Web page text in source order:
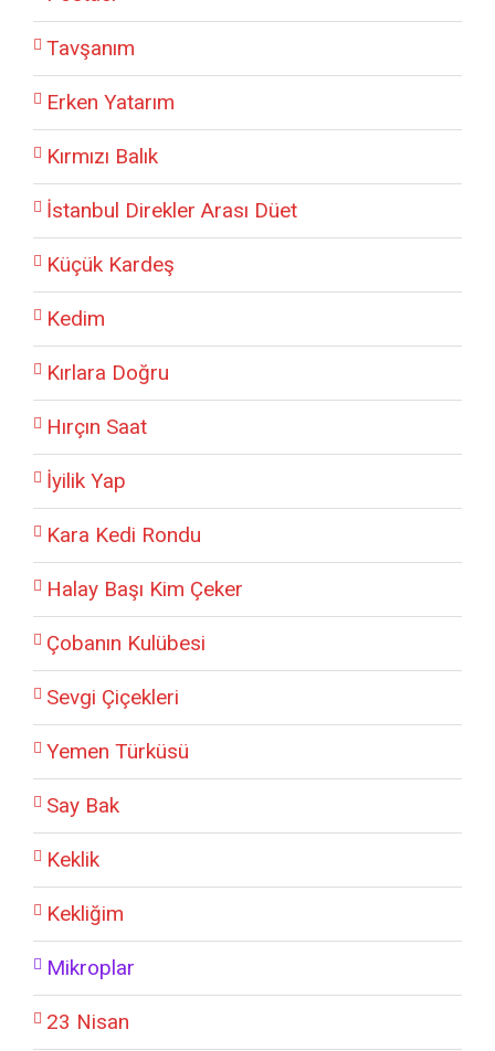
Tavşanım
Erken Yatarım
Kırmızı Balık
İstanbul Direkler Arası Düet
Küçük Kardeş
Kedim
Kırlara Doğru
Hırçın Saat
İyilik Yap
Kara Kedi Rondu
Halay Başı Kim Çeker
Çobanın Kulübesi
Sevgi Çiçekleri
Yemen Türküsü
Say Bak
Keklik
Kekliğim
Mikroplar
23 Nisan